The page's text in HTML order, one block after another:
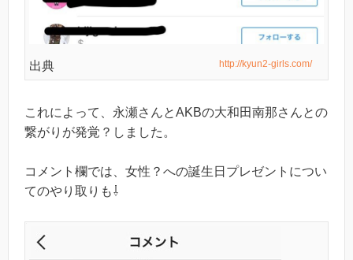
出典 http://kyun2-girls.com/
これによって、永瀬さんとAKBの大和田南那さんとの
繋がりが発覚？しました。
コメント欄では、女性？への誕生日プレゼントについ
てのやり取りも⇩